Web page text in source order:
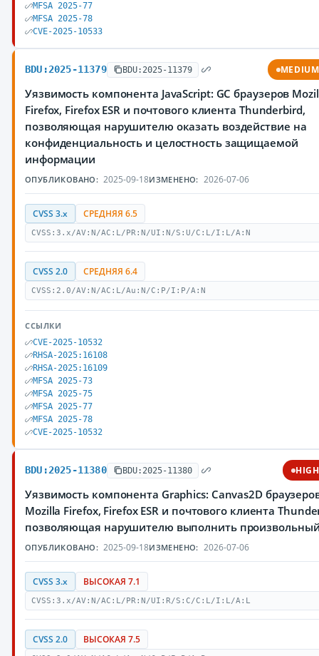
MFSA 2025-77
MFSA 2025-78
CVE-2025-10533
BDU:2025-11379 BDU:2025-11379 MEDIUM
Уязвимость компонента JavaScript: GC браузеров
Firefox, Firefox ESR и почтового клиента Thunderbird,
позволяющая нарушителю оказать воздействие на
конфиденциальность и целостность защищаемой
информации
ОПУБЛИКОВАНО: 2025-09-18ИЗМЕНЕНО: 2026-07-06
CVSS 3.x СРЕДНЯЯ 6.5
CVSS:3.x/AV:N/AC:L/PR:N/UI:N/S:U/C:L/I:L/A:N
CVSS 2.0 СРЕДНЯЯ 6.4
CVSS:2.0/AV:N/AC:L/Au:N/C:P/I:P/A:N
ССЫЛКИ
CVE-2025-10532
RHSA-2025:16108
RHSA-2025:16109
MFSA 2025-73
MFSA 2025-75
MFSA 2025-77
MFSA 2025-78
CVE-2025-10532
BDU:2025-11380 BDU:2025-11380 HIGH
Уязвимость компонента Graphics: Canvas2D
Mozilla Firefox, Firefox ESR и почтового клиента
позволяющая нарушителю выполнить
ОПУБЛИКОВАНО: 2025-09-18ИЗМЕНЕНО: 2026-07-06
CVSS 3.x ВЫСОКАЯ 7.1
CVSS:3.x/AV:N/AC:L/PR:N/UI:R/S:C/C:L/I:L/A:L
CVSS 2.0 ВЫСОКАЯ 7.5